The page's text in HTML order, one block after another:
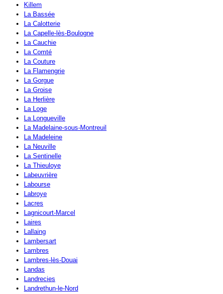
Killem
La Bassée
La Calotterie
La Capelle-lès-Boulogne
La Cauchie
La Comté
La Couture
La Flamengrie
La Gorgue
La Groise
La Herlière
La Loge
La Longueville
La Madelaine-sous-Montreuil
La Madeleine
La Neuville
La Sentinelle
La Thieuloye
Labeuvrière
Labourse
Labroye
Lacres
Lagnicourt-Marcel
Laires
Lallaing
Lambersart
Lambres
Lambres-lès-Douai
Landas
Landrecies
Landrethun-le-Nord